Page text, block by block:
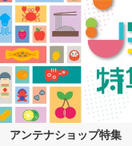
アンテナショップ特集